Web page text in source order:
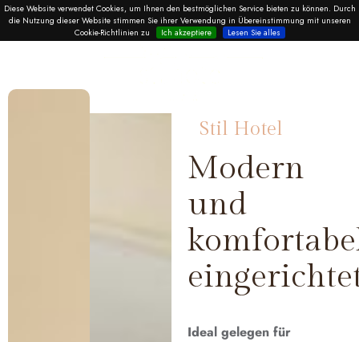
Diese Website verwendet Cookies, um Ihnen den bestmöglichen Service bieten zu können. Durch
die Nutzung dieser Website stimmen Sie ihrer Verwendung in Übereinstimmung mit unseren
Cookie-Richtlinien zu
Ich akzeptiere Lesen Sie alles
Stil Hotel
Modern
und
Ideal gelegen für